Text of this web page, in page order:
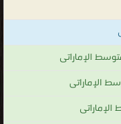
الإماراتى
الإماراتى